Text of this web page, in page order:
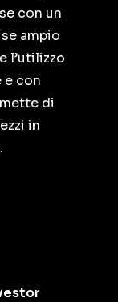
con un
ampio
l’utilizzo
e con
di
in